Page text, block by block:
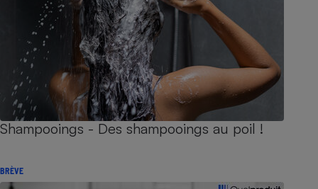
Shampooings - Des shampooings au poil !
BRÈVE